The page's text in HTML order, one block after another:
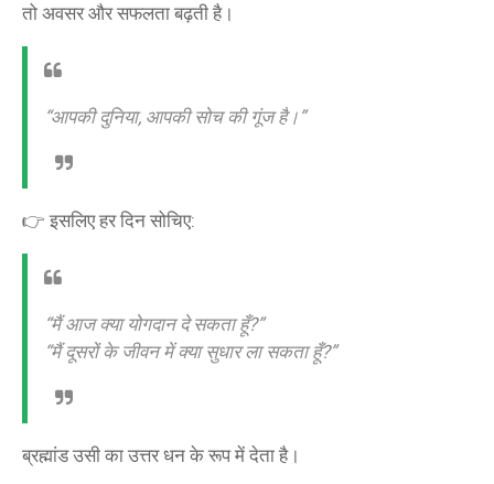
तो अवसर और सफलता बढ़ती है।
“आपकी दुनिया, आपकी सोच की गूंज है।”
👉 इसलिए हर दिन सोचिए:
“मैं आज क्या योगदान दे सकता हूँ?”
“मैं दूसरों के जीवन में क्या सुधार ला सकता हूँ?”
ब्रह्मांड उसी का उत्तर धन के रूप में देता है।